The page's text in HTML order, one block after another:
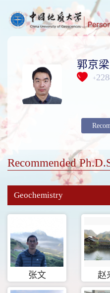
郭京梁
+
Recommended
Geochemistry
张文 赵